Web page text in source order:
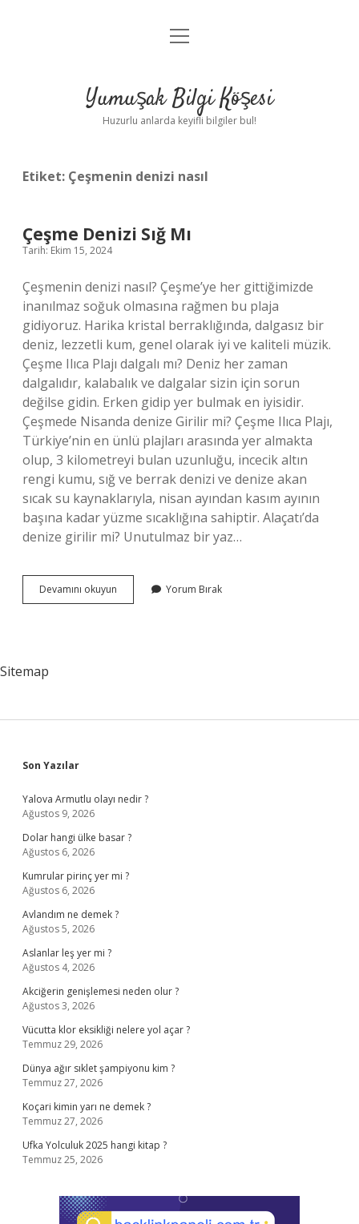
Anasayfa
Yasal Uyarı
menüyü
Yumuşak Bilgi Köşesi
Huzurlu anlarda keyifli bilgiler bul!
Etiket: Çeşmenin denizi nasıl
Çeşme Denizi Sığ Mı
Tarih: Ekim 15, 2024
Çeşmenin denizi nasıl? Çeşme’ye her gittiğimizde
inanılmaz soğuk olmasına rağmen bu plaja
gidiyoruz. Harika kristal berraklığında, dalgasız bir
deniz, lezzetli kum, genel olarak iyi ve kaliteli müzik.
Çeşme Ilıca Plajı dalgalı mı? Deniz her zaman
dalgalıdır, kalabalık ve dalgalar sizin için sorun
değilse gidin. Erken gidip yer bulmak en iyisidir.
Çeşmede Nisanda denize Girilir mi? Çeşme Ilıca Plajı,
Türkiye’nin en ünlü plajları arasında yer almakta
olup, 3 kilometreyi bulan uzunluğu, incecik altın
rengi kumu, sığ ve berrak denizi ve denize akan
sıcak su kaynaklarıyla, nisan ayından kasım ayının
başına kadar yüzme sıcaklığına sahiptir. Alaçatı’da
denize girilir mi? Unutulmaz bir yaz…
Devamını okuyun
Denizi
Yorum Bırak
Sitemap
Sidebar
Son Yazılar
Yalova Armutlu olayı nedir ?
Ağustos 9, 2026
Dolar hangi ülke basar ?
Ağustos 6, 2026
Kumrular pirinç yer mi ?
Ağustos 6, 2026
Avlandım ne demek ?
Ağustos 5, 2026
Aslanlar leş yer mi ?
Ağustos 4, 2026
Akciğerin genişlemesi neden olur ?
Ağustos 3, 2026
Vücutta klor eksikliği nelere yol açar ?
Temmuz 29, 2026
Dünya ağır sıklet şampiyonu kim ?
Temmuz 27, 2026
Koçari kimin yarı ne demek ?
Temmuz 27, 2026
Ufka Yolculuk 2025 hangi kitap ?
Temmuz 25, 2026